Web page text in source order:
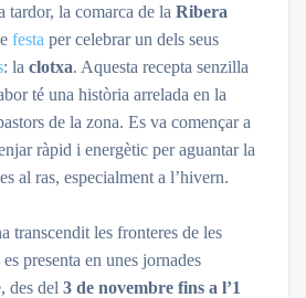
tardor, la comarca de la Ribera
festa per celebrar un dels seus
: la clotxa. Aquesta recepta senzilla
té una història arrelada en la
de la zona. Es va començar a
ràpid i energètic per aguantar la
al ras, especialment a l’hivern.
transcendit les fronteres de les
presenta en unes jornades
des del 3 de novembre fins a l’1